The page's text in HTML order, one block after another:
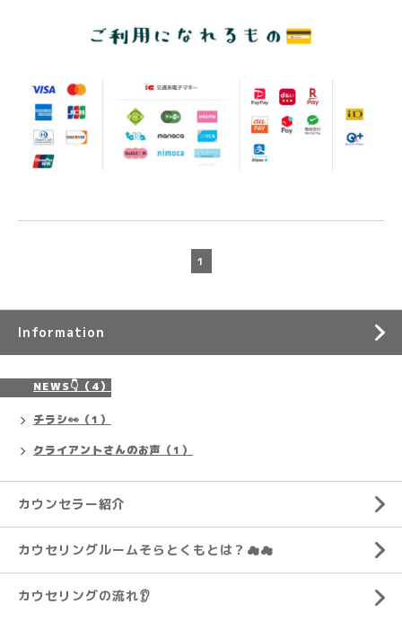
1
Information
NEWS👇️（4）
チラシ👀（1）
クライアントさんのお声（1）
カウンセラー紹介
カウセリングルームそらとくもとは？☁☁
カウセリングの流れ👂️